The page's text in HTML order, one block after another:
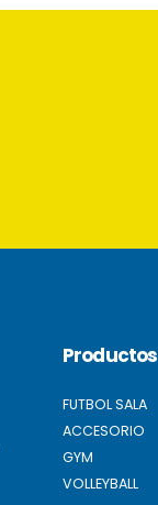
Productos
FUTBOL SALA
ACCESORIO
GYM
VOLLEYBALL